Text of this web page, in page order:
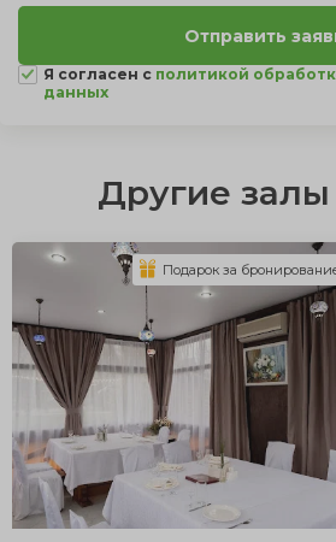
Я согласен с политикой
данных
Другие
Подарок за